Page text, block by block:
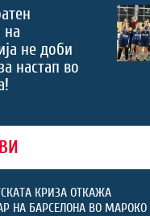
не доби
настап во
КРИЗА ОТКАЖА
НА БАРСЕЛОНА ВО МАРОКО